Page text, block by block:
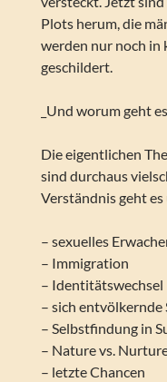
Plots herum, die
werden nur noch in
geschildert.
_Und worum geht
Die eigentlichen
sind durchaus
Verständnis geht
– sexuelles
– Immigration
– Identitätswechsel
– sich entvölkernde
– Selbstfindung in
– Nature vs.
– letzte Chancen